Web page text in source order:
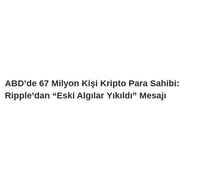
ABD’de 67 Milyon Kişi Kripto Para Sahibi:
Ripple’dan “Eski Algılar Yıkıldı” Mesajı